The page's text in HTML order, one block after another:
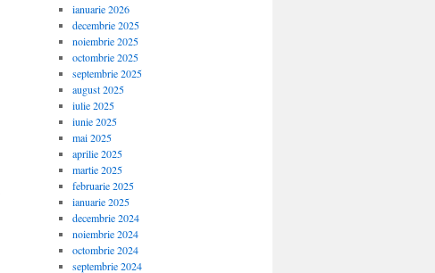
ianuarie 2026
decembrie 2025
noiembrie 2025
octombrie 2025
septembrie 2025
august 2025
iulie 2025
iunie 2025
mai 2025
aprilie 2025
martie 2025
februarie 2025
ianuarie 2025
decembrie 2024
noiembrie 2024
octombrie 2024
septembrie 2024